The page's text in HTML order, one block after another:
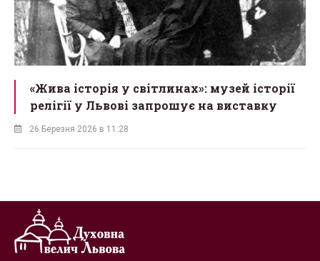
«Жива історія у світлинах»: музей історії
релігії у Львові запрошує на виставку
26 Березня 2026 в 11:28